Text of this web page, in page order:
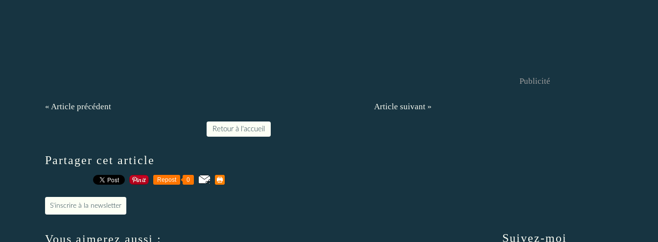
« Article précédent Article suivant »
Retour à l'accueil
Partager cet article
Repost 0
S'inscrire à la newsletter
Vous aimerez aussi : Suivez-moi
Publicité